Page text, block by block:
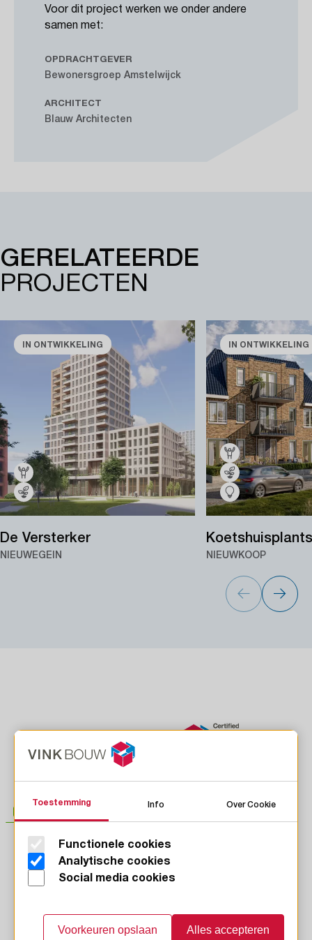
Voor dit project werken we onder andere
samen met:
OPDRACHTGEVER
Bewonersgroep Amstelwijck
ARCHITECT
Blauw Architecten
GERELATEERDE
PROJECTEN
IN ONTWIKKELING
De Versterker
NIEUWEGEIN
IN ONTWIKKELING
NIEUWKOOP
LinkedIn
Instagram
Youtube
Toestemming Info Over Cookie
Functionele cookies
Analytische cookies
Social media cookies
Voorkeuren opslaan Alles accepteren